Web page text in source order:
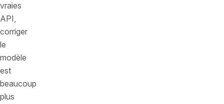
vraies
API,
corriger
le
modèle
est
beaucoup
plus